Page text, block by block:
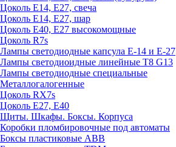
Цоколь Е14, Е27, свеча
Цоколь Е14, Е27, шар
Цоколь Е40, Е27 высокомощные
Цоколь R7s
Лампы светодиодные капсула Е-14 и Е-27
Лампы светодиоидные линейные T8 G13
Лампы светодиодные специальные
Металлогалогенные
Цоколь RX7s
Цоколь Е27, E40
Щиты. Шкафы. Боксы. Корпуса
Коробки пломбировочные под автоматы
Боксы пластиковые ABB